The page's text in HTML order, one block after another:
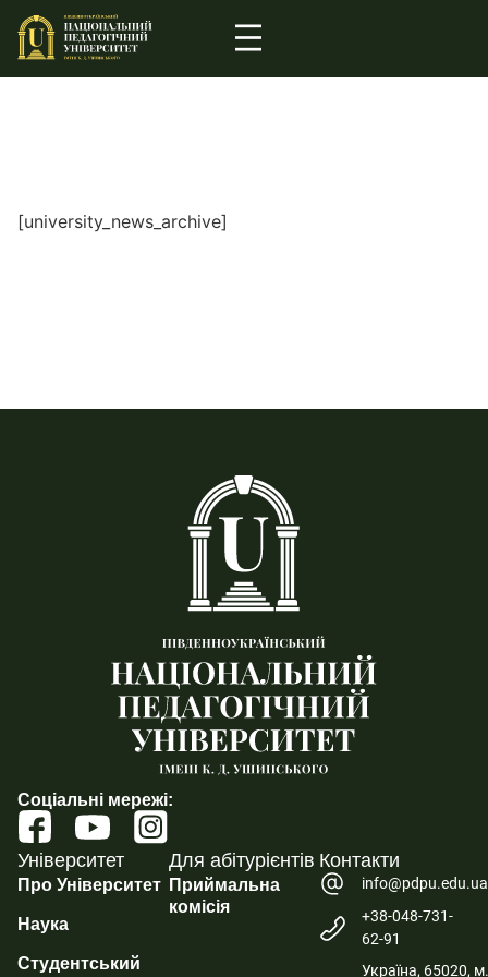
[university_news_archive]
Соціальні мережі:
Університет
Про Університет
Наука
Студентський
Для абітурієнтів
Приймальна
комісія
Контакти
info@pdpu.edu.ua
+38-048-731-
62-91
Україна, 65020,